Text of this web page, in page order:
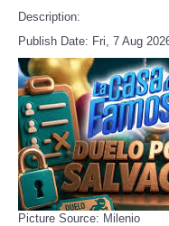
Description:
Publish Date: Fri, 7 Aug
Picture Source: Milenio